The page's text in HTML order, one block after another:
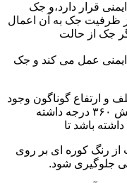
قرار دارد،و جک
ظرفیت جک به آن اعمال
جک از حالت
عمل می کند و جک
ارتفاع گوناگون وجود
دارد.یک جک سوسماری باید دسته با چرخش ۳۶۰ درجه داشته
باشد تا
از رنگ کوره ای بر روی
جلوگیری شود.